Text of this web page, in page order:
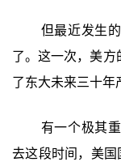
但最近发生
了。这一次，美方
了东大未来三十年
有一个极其
去这段时间，美国